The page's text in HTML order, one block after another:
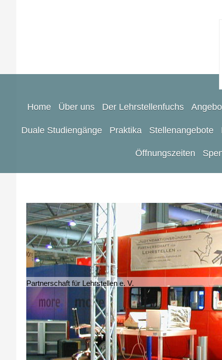
Home Über uns Der Lehrstellenfuchs
Duale Studiengänge Praktika Stellenangebote
Öffnungszeiten
Partnerschaft für Lehrstellen e. V.